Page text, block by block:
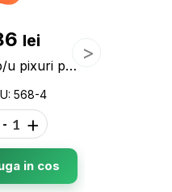
lei
Pahar p/u pixuri plastic (3 comp) 568-4
568-4
- +
in cos